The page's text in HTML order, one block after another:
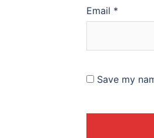
Email *
Save my